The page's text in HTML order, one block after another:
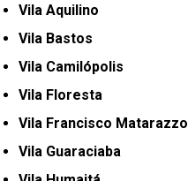
Vila Aquilino
Vila Bastos
Vila Camilópolis
Vila Floresta
Vila Francisco Matarazzo
Vila Guaraciaba